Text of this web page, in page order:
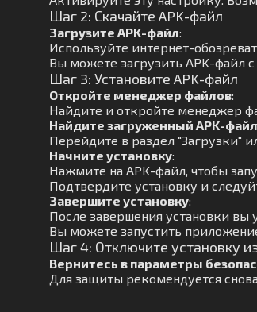
Шаг 2: Скачайте APK-файл
Загрузите APK-файл:
Используйте интернет-
Вы можете загрузить APK-файл
Шаг 3: Установите APK-файл
Откройте менеджер файлов:
Найдите и откройте менеджер
Найдите загруженный APK-файл
Перейдите в раздел "Загрузки"
Начните установку:
Нажмите на APK-файл, чтобы
Подтвердите установку и
Завершите установку:
После завершения установки вы
Вы можете запустить
Шаг 4: Отключите установку
Вернитесь в параметры
Для защиты рекомендуется